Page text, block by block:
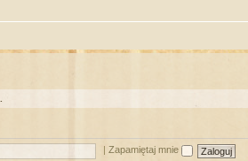
Zapamiętaj mnie